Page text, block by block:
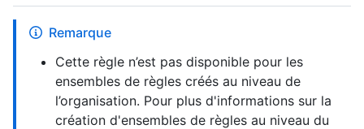
Remarque
Cette règle n’est pas disponible pour les
ensembles de règles créés au niveau de
l’organisation. Pour plus d'informations sur la
création d'ensembles de règles au niveau du